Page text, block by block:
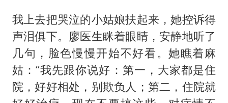
我上去把哭泣的小姑娘扶起来，她控诉得
声泪俱下。廖医生眯着眼睛，安静地听了
几句，脸色慢慢开始不好看。她瞧着麻
姑：“我先跟你说好：第一，大家都是住
院，好好相处，别欺负人；第二，住院就